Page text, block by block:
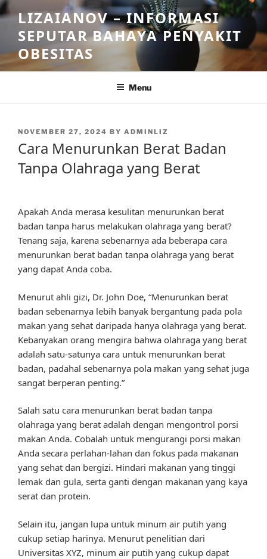
Skip
to
content
LIZAIANOV – INFORMASI
SEPUTAR BAHAYA PENYAKIT
OBESITAS
Menu
POSTED
NOVEMBER 27, 2024 BY ADMINLIZ
Cara Menurunkan Berat Badan
Tanpa Olahraga yang Berat
Apakah Anda merasa kesulitan menurunkan berat
badan tanpa harus melakukan olahraga yang berat?
Tenang saja, karena sebenarnya ada beberapa cara
menurunkan berat badan tanpa olahraga yang berat
yang dapat Anda coba.
Menurut ahli gizi, Dr. John Doe, “Menurunkan berat
badan sebenarnya lebih banyak bergantung pada pola
makan yang sehat daripada hanya olahraga yang berat.
Kebanyakan orang mengira bahwa olahraga yang berat
adalah satu-satunya cara untuk menurunkan berat
badan, padahal sebenarnya pola makan yang sehat juga
sangat berperan penting.”
Salah satu cara menurunkan berat badan tanpa
olahraga yang berat adalah dengan mengontrol porsi
makan Anda. Cobalah untuk mengurangi porsi makan
Anda secara perlahan-lahan dan fokus pada makanan
yang sehat dan bergizi. Hindari makanan yang tinggi
lemak dan gula, serta ganti dengan makanan yang kaya
serat dan protein.
Selain itu, jangan lupa untuk minum air putih yang
cukup setiap harinya. Menurut penelitian dari
Universitas XYZ, minum air putih yang cukup dapat